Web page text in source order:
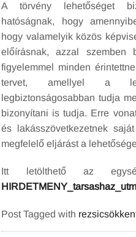
A törvény lehetőséget
hatóságnak, hogy
hogy valamelyik közös
előírásnak, azzal szemben
figyelemmel minden
tervet, amellyel a
legbiztonságosabban tudja
bizonyítani is tudja. Erre
és lakásszövetkezetnek
megfelelő eljárást a
Itt letölthető az
Post Tagged with